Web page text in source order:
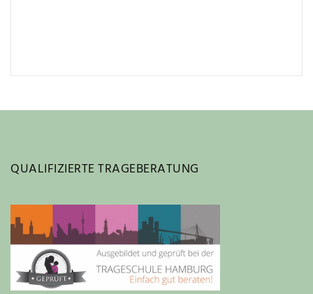
QUALIFIZIERTE TRAGEBERATUNG